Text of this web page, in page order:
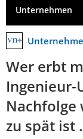
Unternehmen
Wer erbt
Nachfolge
zu spät ist